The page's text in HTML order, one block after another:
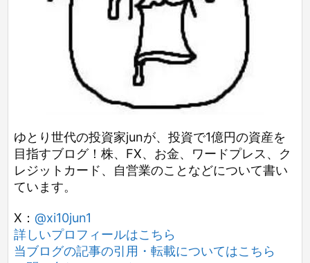
ゆとり世代の投資家junが、投資で1億円の資産を
目指すブログ！株、FX、お金、ワードプレス、ク
レジットカード、自営業のことなどについて書い
ています。
X： @xi10jun1
詳しいプロフィールはこちら
当ブログの記事の引用・転載についてはこちら